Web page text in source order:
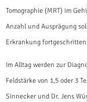
Tomographie (MRT) im
Anzahl und Ausprägung
Erkrankung
Im Alltag werden zur
Feldstärke von 1,5 oder 3
Sinnecker und Dr. Jens